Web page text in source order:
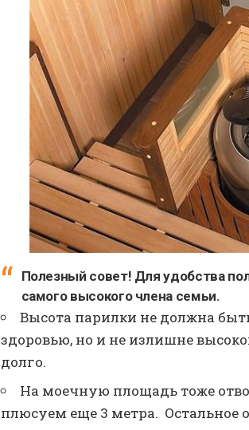
Полезный совет! Для удобства
самого высокого члена семьи.
Высота парилки не должна
здоровью, но и не излишне
долго.
На моечную площадь тоже
плюсуем еще 3 метра. Остальное